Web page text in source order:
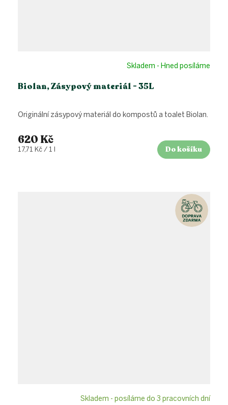
Biolan, Zásypový materiál - 35L
Skladem - Hned posíláme
620 Kč
Měrná
17,71 Kč / 1 l Do košíku
Originální zásypový materiál do kompostů a toalet Biolan.
Skladem - posíláme do 3 pracovních dní